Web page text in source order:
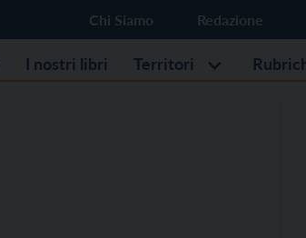
Chi Siamo Redazione
I nostri libri Territori